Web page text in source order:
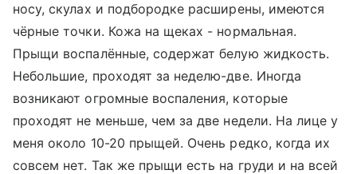
носу, скулах и подбородке расширены, имеются
чёрные точки. Кожа на щеках - нормальная.
Прыщи воспалённые, содержат белую жидкость.
Небольшие, проходят за неделю-две. Иногда
возникают огромные воспаления, которые
проходят не меньше, чем за две недели. На лице у
меня около 10-20 прыщей. Очень редко, когда их
совсем нет. Так же прыщи есть на груди и на всей